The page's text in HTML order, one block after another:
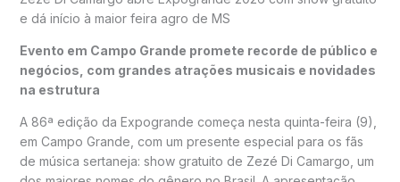
e dá início à maior feira agro de MS
Evento em Campo Grande promete recorde de público e
negócios, com grandes atrações musicais e novidades
na estrutura
A 86ª edição da Expogrande começa nesta quinta-feira (9),
em Campo Grande, com um presente especial para os fãs
de música sertaneja: show gratuito de Zezé Di Camargo, um